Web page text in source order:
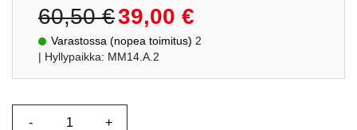
60,50€
Alkuperäinen
hinta
oli:
60,50 €.
39,00 €
Nykyinen
hinta
on:
39,00 €.
Varastossa (nopea toimitus) 2
| Hyllypaikka: MM14.A.2